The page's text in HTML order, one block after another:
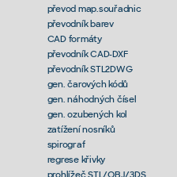
převod map.souřadnic
převodník barev
CAD formáty
převodník CAD-DXF
převodník STL2DWG
gen. čarových kódů
gen. náhodných čísel
gen. ozubených kol
zatížení nosníků
spirograf
regrese křivky
prohlížeč STL/OBJ/3DS